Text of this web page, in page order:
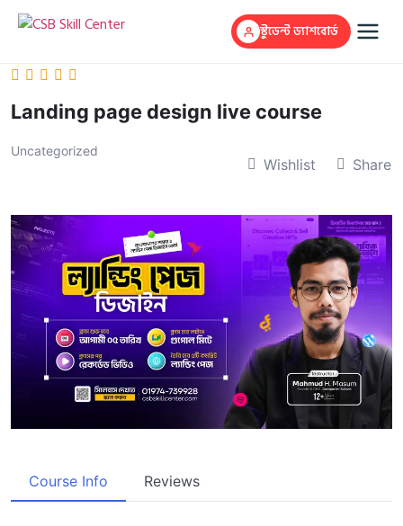
স্টুডেন্ট ড্যাশবোর্ড
Landing page design live course
Uncategorized
Wishlist Share
Course Info Reviews